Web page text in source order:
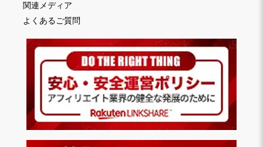
関連メディア
よくあるご質問